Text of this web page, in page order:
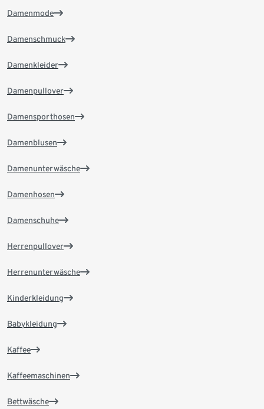
Damenmode
Damenschmuck
Damenkleider
Damenpullover
Damensporthosen
Damenblusen
Damenunterwäsche
Damenhosen
Damenschuhe
Herrenpullover
Herrenunterwäsche
Kinderkleidung
Babykleidung
Kaffee
Kaffeemaschinen
Bettwäsche